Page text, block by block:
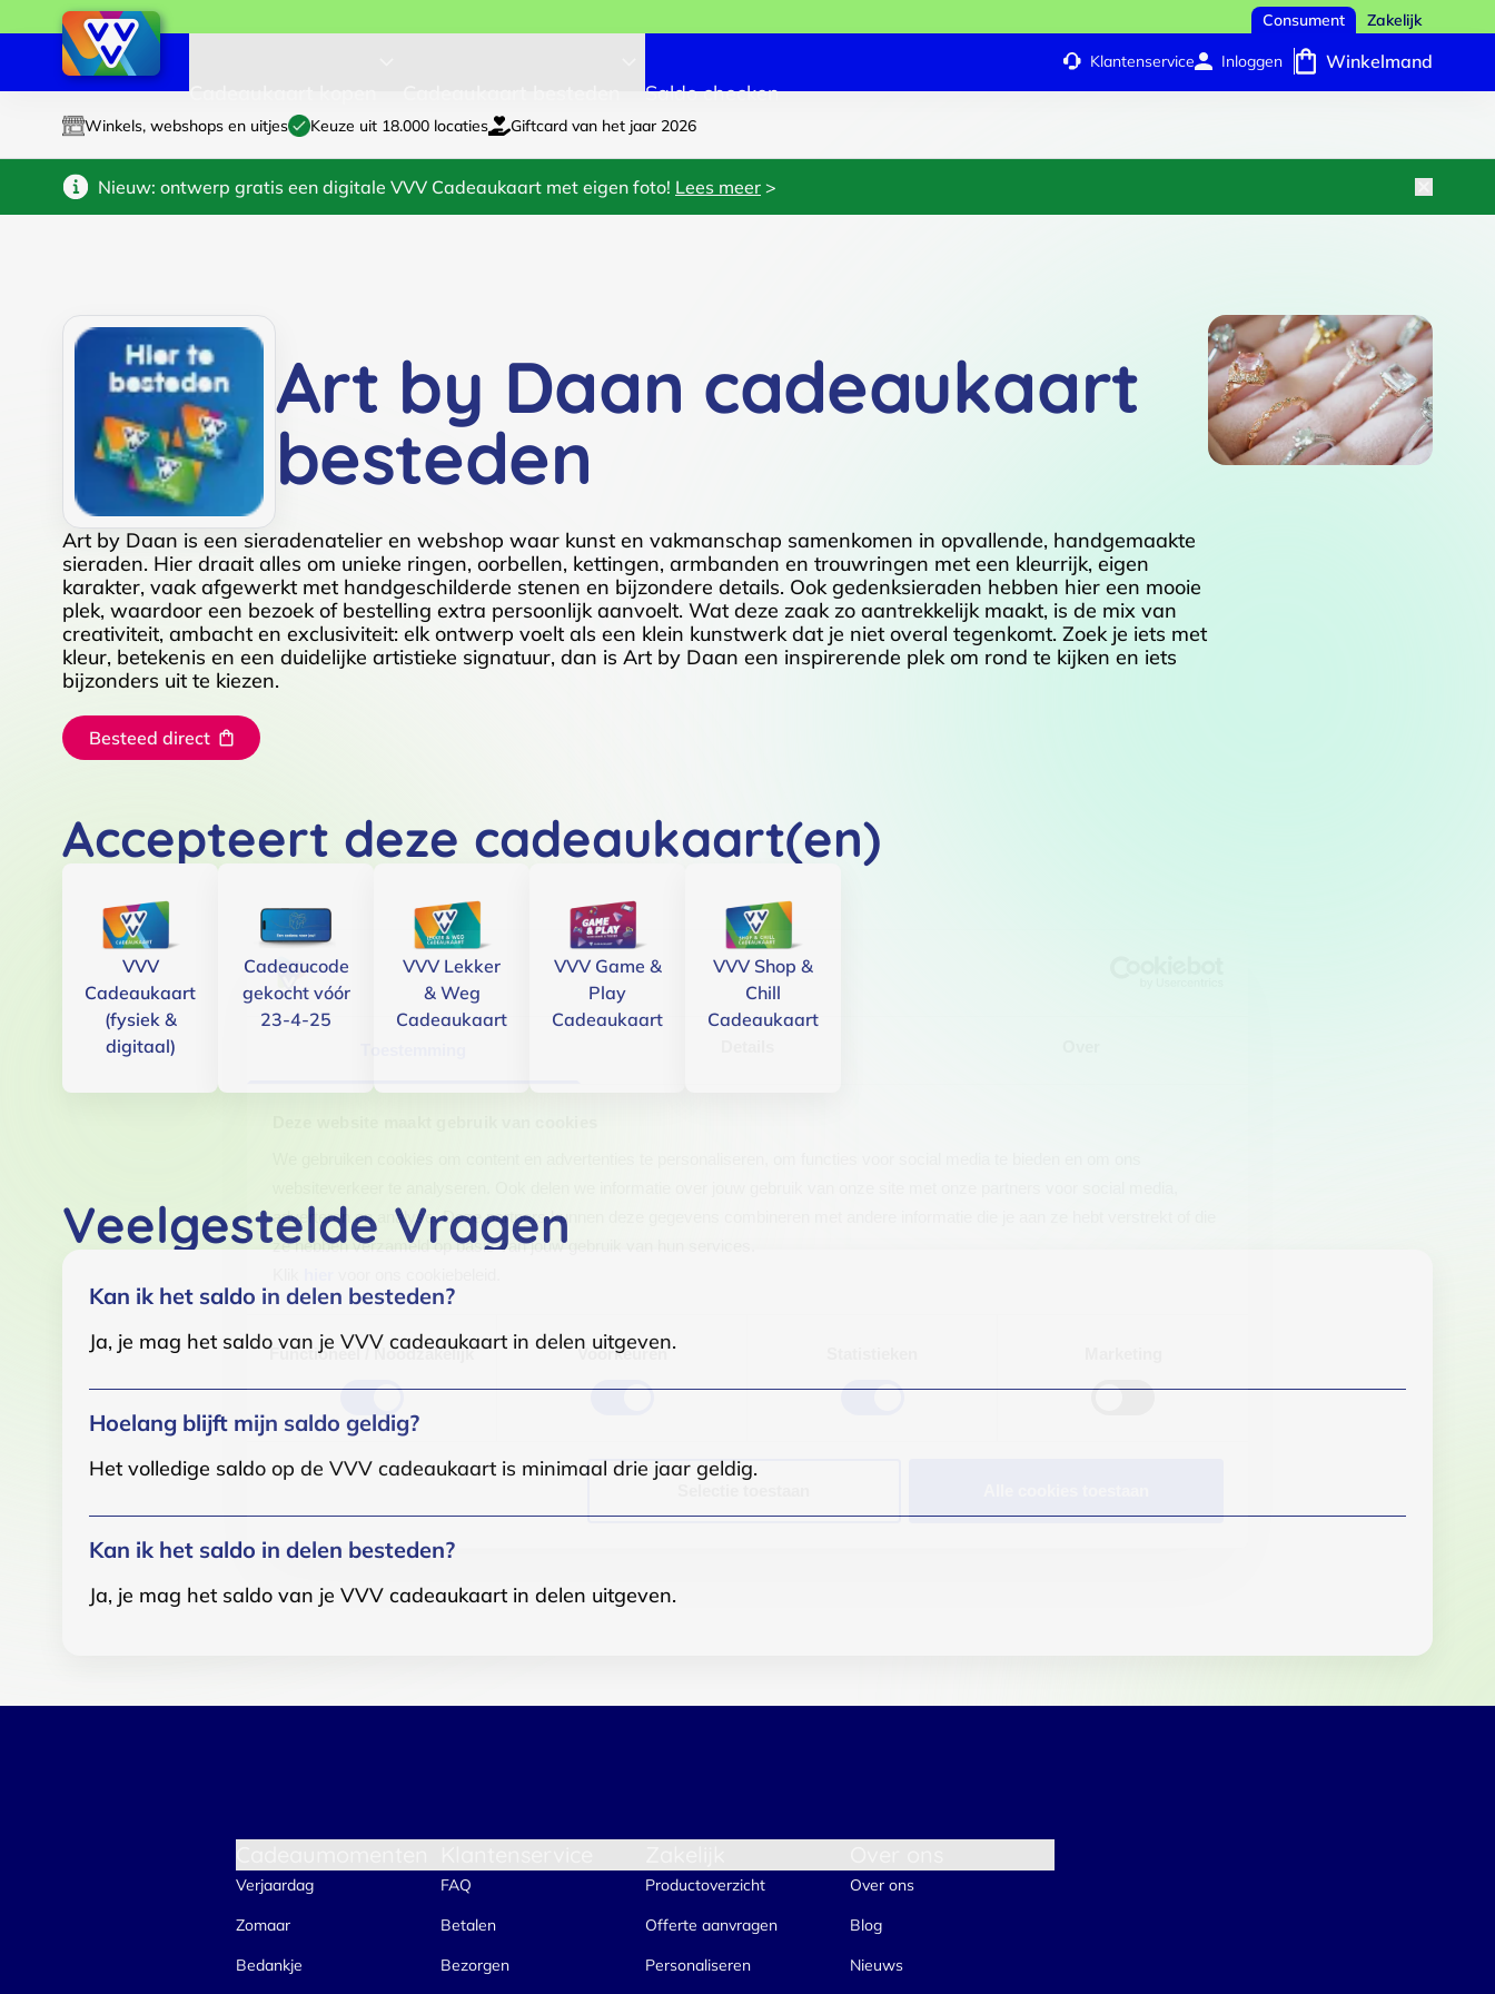
adverteren en analyse. Deze partners kunnen deze gegevens combineren met andere informatie die je aan ze hebt verstrekt of die
ze hebben verzameld op basis van jouw gebruik van hun services.
Functioneel / Noodzakelijk
Voorkeuren
Consument Zakelijk
Saldo checken
Klantenservice Inloggen Winkelmand
Winkels, webshops en uitjes Keuze uit 18.000 locaties Giftcard van het jaar 2026
Nieuw: ontwerp gratis een digitale VVV Cadeaukaart met eigen foto! Lees meer >
Art by Daan cadeaukaart
besteden
Art by Daan is een sieradenatelier en webshop waar kunst en vakmanschap samenkomen in opvallende, handgemaakte
sieraden. Hier draait alles om unieke ringen, oorbellen, kettingen, armbanden en trouwringen met een kleurrijk, eigen
karakter, vaak afgewerkt met handgeschilderde stenen en bijzondere details. Ook gedenksieraden hebben hier een mooie
plek, waardoor een bezoek of bestelling extra persoonlijk aanvoelt. Wat deze zaak zo aantrekkelijk maakt, is de mix van
creativiteit, ambacht en exclusiviteit: elk ontwerp voelt als een klein kunstwerk dat je niet overal tegenkomt. Zoek je iets met
kleur, betekenis en een duidelijke artistieke signatuur, dan is Art by Daan een inspirerende plek om rond te kijken en iets
bijzonders uit te kiezen.
Besteed direct
Accepteert deze cadeaukaart(en)
VVV
Cadeaukaart
(fysiek &
digitaal)
Cadeaucode
gekocht vóór
23-4-25
VVV Lekker
& Weg
Cadeaukaart
VVV Game &
Play
Cadeaukaart
VVV Shop &
Chill
Cadeaukaart
Veelgestelde Vragen
Kan ik het saldo in delen besteden?
Ja, je mag het saldo van je VVV cadeaukaart in delen uitgeven.
Hoelang blijft mijn saldo geldig?
Het volledige saldo op de VVV cadeaukaart is minimaal drie jaar geldig.
Kan ik het saldo in delen besteden?
Ja, je mag het saldo van je VVV cadeaukaart in delen uitgeven.
Verjaardag
Zomaar
Bedankje
FAQ
Betalen
Bezorgen
Productoverzicht
Offerte aanvragen
Personaliseren
Over ons
Blog
Nieuws